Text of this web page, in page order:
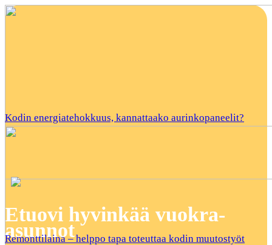
Kodin energiatehokkuus, kannattaako aurinkopaneelit?
Remonttilaina – helppo tapa toteuttaa kodin muutostyöt
Etuovi hyvinkää vuokra-
asunnot